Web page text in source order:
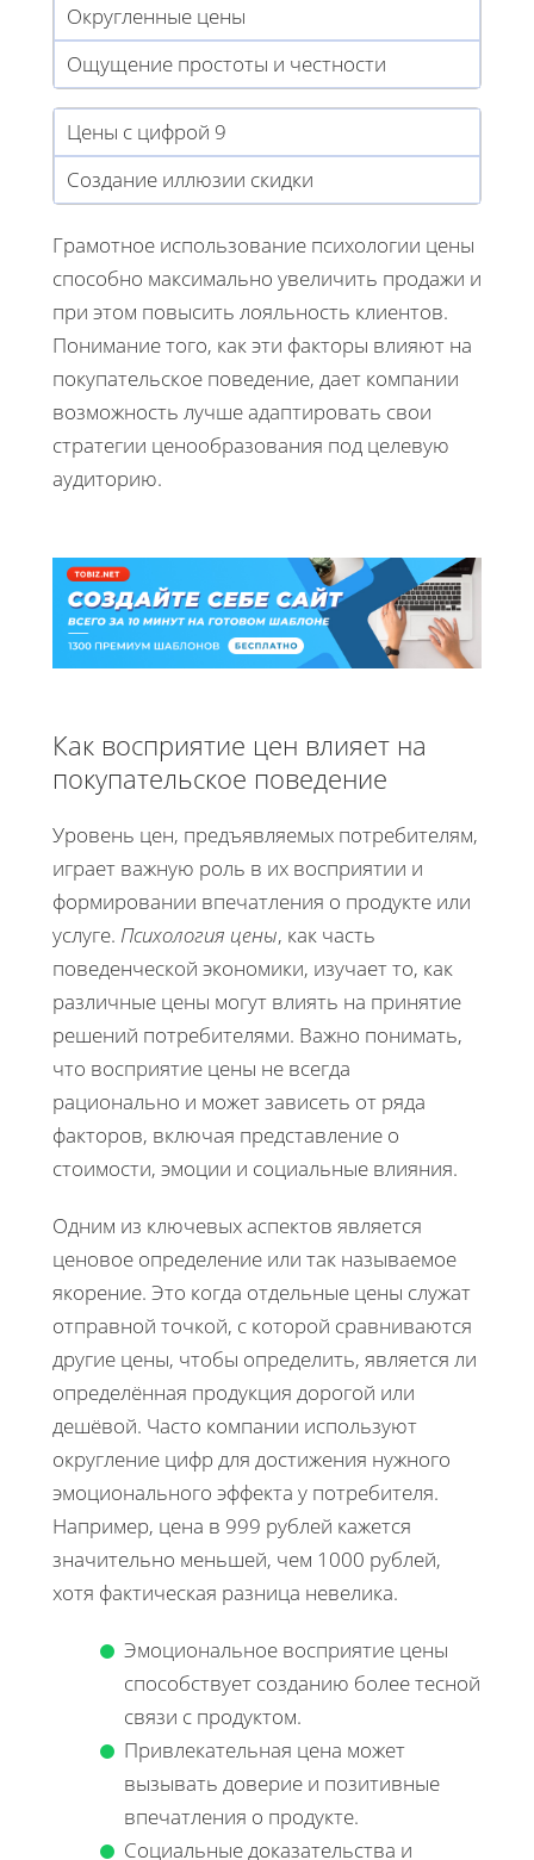
Округленные цены
Ощущение простоты и честности
Цены с цифрой 9
Создание иллюзии скидки
Грамотное использование психологии цены
способно максимально увеличить продажи и
при этом повысить лояльность клиентов.
Понимание того, как эти факторы влияют на
покупательское поведение, дает компании
возможность лучше адаптировать свои
стратегии ценообразования под целевую
аудиторию.
Как восприятие цен влияет на
покупательское поведение
Уровень цен, предъявляемых потребителям,
играет важную роль в их восприятии и
формировании впечатления о продукте или
услуге. Психология цены, как часть
поведенческой экономики, изучает то, как
различные цены могут влиять на принятие
решений потребителями. Важно понимать,
что восприятие цены не всегда
рационально и может зависеть от ряда
факторов, включая представление о
стоимости, эмоции и социальные влияния.
Одним из ключевых аспектов является
ценовое определение или так называемое
якорение. Это когда отдельные цены служат
отправной точкой, с которой сравниваются
другие цены, чтобы определить, является ли
определённая продукция дорогой или
дешёвой. Часто компании используют
округление цифр для достижения нужного
эмоционального эффекта у потребителя.
Например, цена в 999 рублей кажется
значительно меньшей, чем 1000 рублей,
хотя фактическая разница невелика.
Эмоциональное восприятие цены
способствует созданию более тесной
связи с продуктом.
Привлекательная цена может
вызывать доверие и позитивные
впечатления о продукте.
Социальные доказательства и